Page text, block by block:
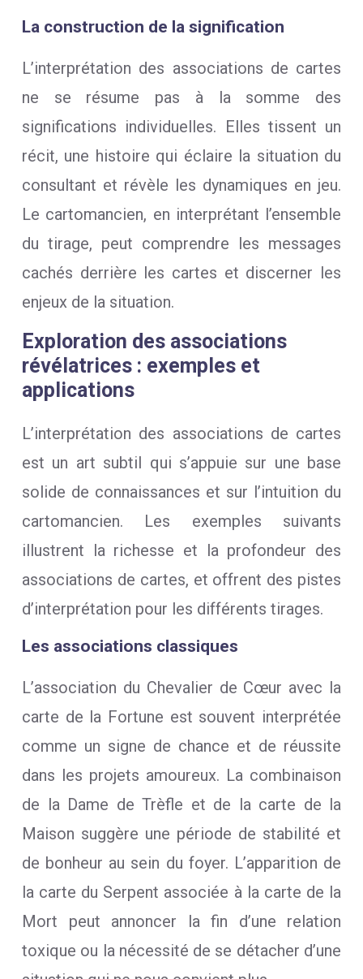
La construction de la signification
L’interprétation des associations de cartes
ne se résume pas à la somme des
significations individuelles. Elles tissent un
récit, une histoire qui éclaire la situation du
consultant et révèle les dynamiques en jeu.
Le cartomancien, en interprétant l’ensemble
du tirage, peut comprendre les messages
cachés derrière les cartes et discerner les
enjeux de la situation.
Exploration des associations
révélatrices : exemples et
applications
L’interprétation des associations de cartes
est un art subtil qui s’appuie sur une base
solide de connaissances et sur l’intuition du
cartomancien. Les exemples suivants
illustrent la richesse et la profondeur des
associations de cartes, et offrent des pistes
d’interprétation pour les différents tirages.
Les associations classiques
L’association du Chevalier de Cœur avec la
carte de la Fortune est souvent interprétée
comme un signe de chance et de réussite
dans les projets amoureux. La combinaison
de la Dame de Trèfle et de la carte de la
Maison suggère une période de stabilité et
de bonheur au sein du foyer. L’apparition de
la carte du Serpent associée à la carte de la
Mort peut annoncer la fin d’une relation
toxique ou la nécessité de se détacher d’une